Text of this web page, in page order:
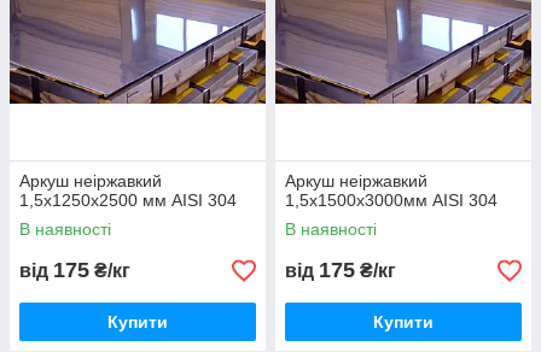
Аркуш неіржавкий
1,5х1250х2500 мм AISI 304
В наявності
від 175 ₴/кг
Купити
Аркуш неіржавкий
1,5х1500х3000мм AISI 304
В наявності
від 175 ₴/кг
Купити